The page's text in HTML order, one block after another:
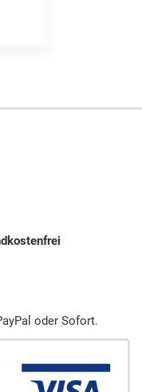
oder Sofort.